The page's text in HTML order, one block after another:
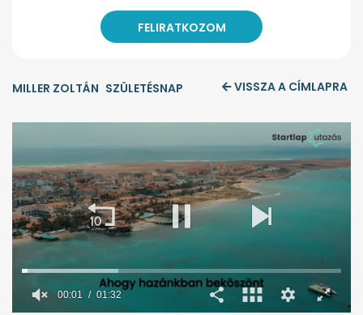
MILLER ZOLTÁN SZÜLETÉSNAP VISSZA A CÍMLAPRA
00:02 01:32